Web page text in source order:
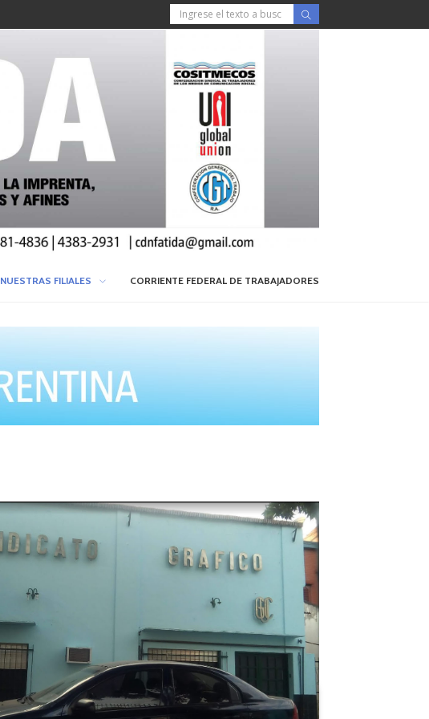
NUESTRAS FILIALES CORRIENTE FEDERAL DE TRABAJADORES